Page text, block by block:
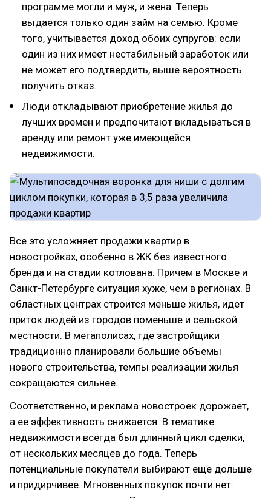
программе могли и муж, и жена. Теперь
выдается только один займ на семью. Кроме
того, учитывается доход обоих супругов: если
один из них имеет нестабильный заработок или
не может его подтвердить, выше вероятность
получить отказ.
Люди откладывают приобретение жилья до
лучших времен и предпочитают вкладываться в
аренду или ремонт уже имеющейся
недвижимости.
Все это усложняет продажи квартир в
новостройках, особенно в ЖК без известного
бренда и на стадии котлована. Причем в Москве и
Санкт-Петербурге ситуация хуже, чем в регионах. В
областных центрах строится меньше жилья, идет
приток людей из городов поменьше и сельской
местности. В мегаполисах, где застройщики
традиционно планировали большие объемы
нового строительства, темпы реализации жилья
сокращаются сильнее.
Соответственно, и реклама новостроек дорожает,
а ее эффективность снижается. В тематике
недвижимости всегда был длинный цикл сделки,
от нескольких месяцев до года. Теперь
потенциальные покупатели выбирают еще дольше
и придирчивее. Мгновенных покупок почти нет: